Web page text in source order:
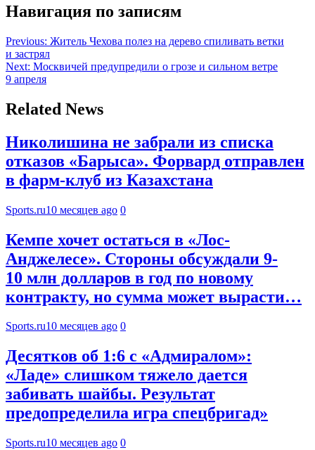
Навигация по записям
Previous: Житель Чехова полез на дерево спиливать ветки
и застрял
Next: Москвичей предупредили о грозе и сильном ветре
9 апреля
Related News
Николишина не забрали из списка
отказов «Барыса». Форвард отправлен
в фарм-клуб из Казахстана
Sports.ru10 месяцев ago 0
Кемпе хочет остаться в «Лос-
Анджелесе». Стороны обсуждали 9-
10 млн долларов в год по новому
контракту, но сумма может вырасти…
Sports.ru10 месяцев ago 0
Десятков об 1:6 с «Адмиралом»:
«Ладе» слишком тяжело дается
забивать шайбы. Результат
предопределила игра спецбригад»
Sports.ru10 месяцев ago 0